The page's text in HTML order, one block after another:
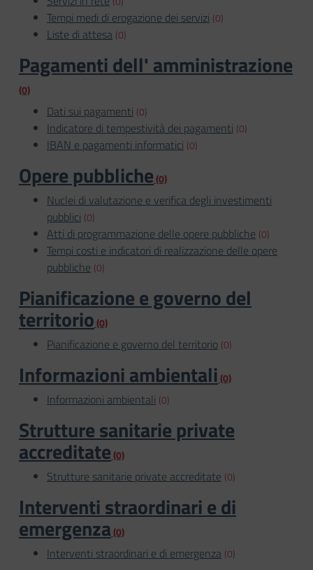
Tempi medi di erogazione dei servizi (0)
Liste di attesa (0)
Pagamenti dell' amministrazione
(0)
Dati sui pagamenti (0)
Indicatore di tempestività dei pagamenti (0)
IBAN e pagamenti informatici (0)
Opere pubbliche(0)
Nuclei di valutazione e verifica degli investimenti
pubblici (0)
Atti di programmazione delle opere pubbliche (0)
Tempi costi e indicatori di realizzazione delle opere
pubbliche (0)
Pianificazione e governo del
territorio(0)
Pianificazione e governo del territorio (0)
Informazioni ambientali(0)
Informazioni ambientali (0)
Strutture sanitarie private
accreditate(0)
Strutture sanitarie private accreditate (0)
Interventi straordinari e di
emergenza(0)
Interventi straordinari e di emergenza (0)